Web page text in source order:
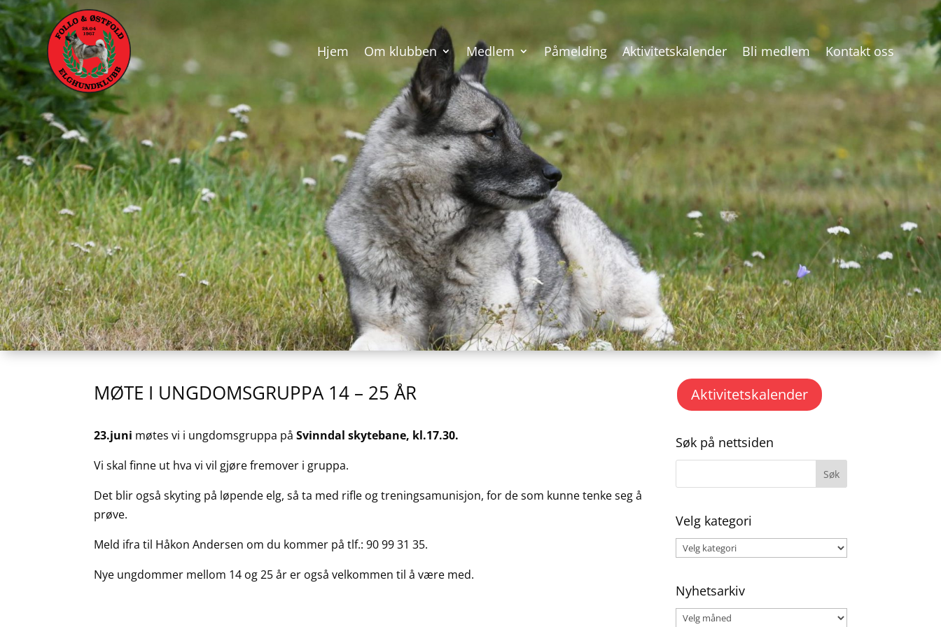
Hjem Om klubben Medlem Påmelding Aktivitetskalender Bli medlem Kontakt oss
MØTE I UNGDOMSGRUPPA 14 – 25 ÅR
23.juni møtes vi i ungdomsgruppa påSvinndal skytebane, kl.17.30.
Vi skal finne ut hva vi vil gjøre fremover i gruppa.
Det blir også skyting på løpende elg, så ta med rifle og treningsamunisjon, for de som kunne tenke seg å
prøve.
Meld ifra til Håkon Andersen om du kommer på tlf.: 90 99 31 35.
Nye ungdommer mellom 14 og 25 år er også velkommen til å være med.
Aktivitetskalender
Søk på nettsiden
Velg kategori
Velg
Nyhetsarkiv
Nyhetsarkiv